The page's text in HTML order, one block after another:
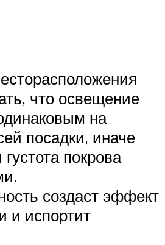
что освещение
на
посадки, иначе
покрова
создаст эффект
и испортит